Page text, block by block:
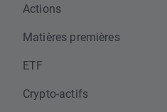
Actions
Matières premières
ETF
Crypto-actifs